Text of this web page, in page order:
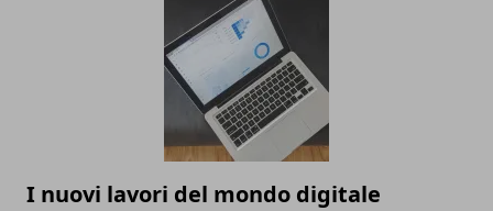
I nuovi lavori del mondo digitale